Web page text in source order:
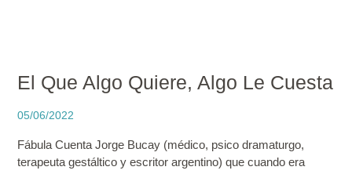
El Que Algo Quiere, Algo Le Cuesta
05/06/2022
Fábula Cuenta Jorge Bucay (médico, psico dramaturgo,
terapeuta gestáltico y escritor argentino) que cuando era